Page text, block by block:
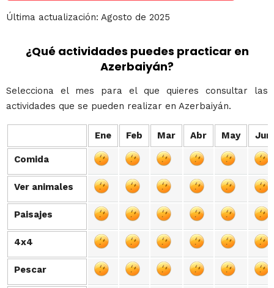
Última actualización: Agosto de 2025
¿Qué actividades puedes practicar en
Azerbaiyán?
Selecciona el mes para el que quieres consultar las
actividades que se pueden realizar en Azerbaiyán.
Ene Feb Mar Abr May Jun
Comida
Ver animales
Paisajes
4x4
Pescar
Comida
Ver animales
Paisajes
4x4
Pescar